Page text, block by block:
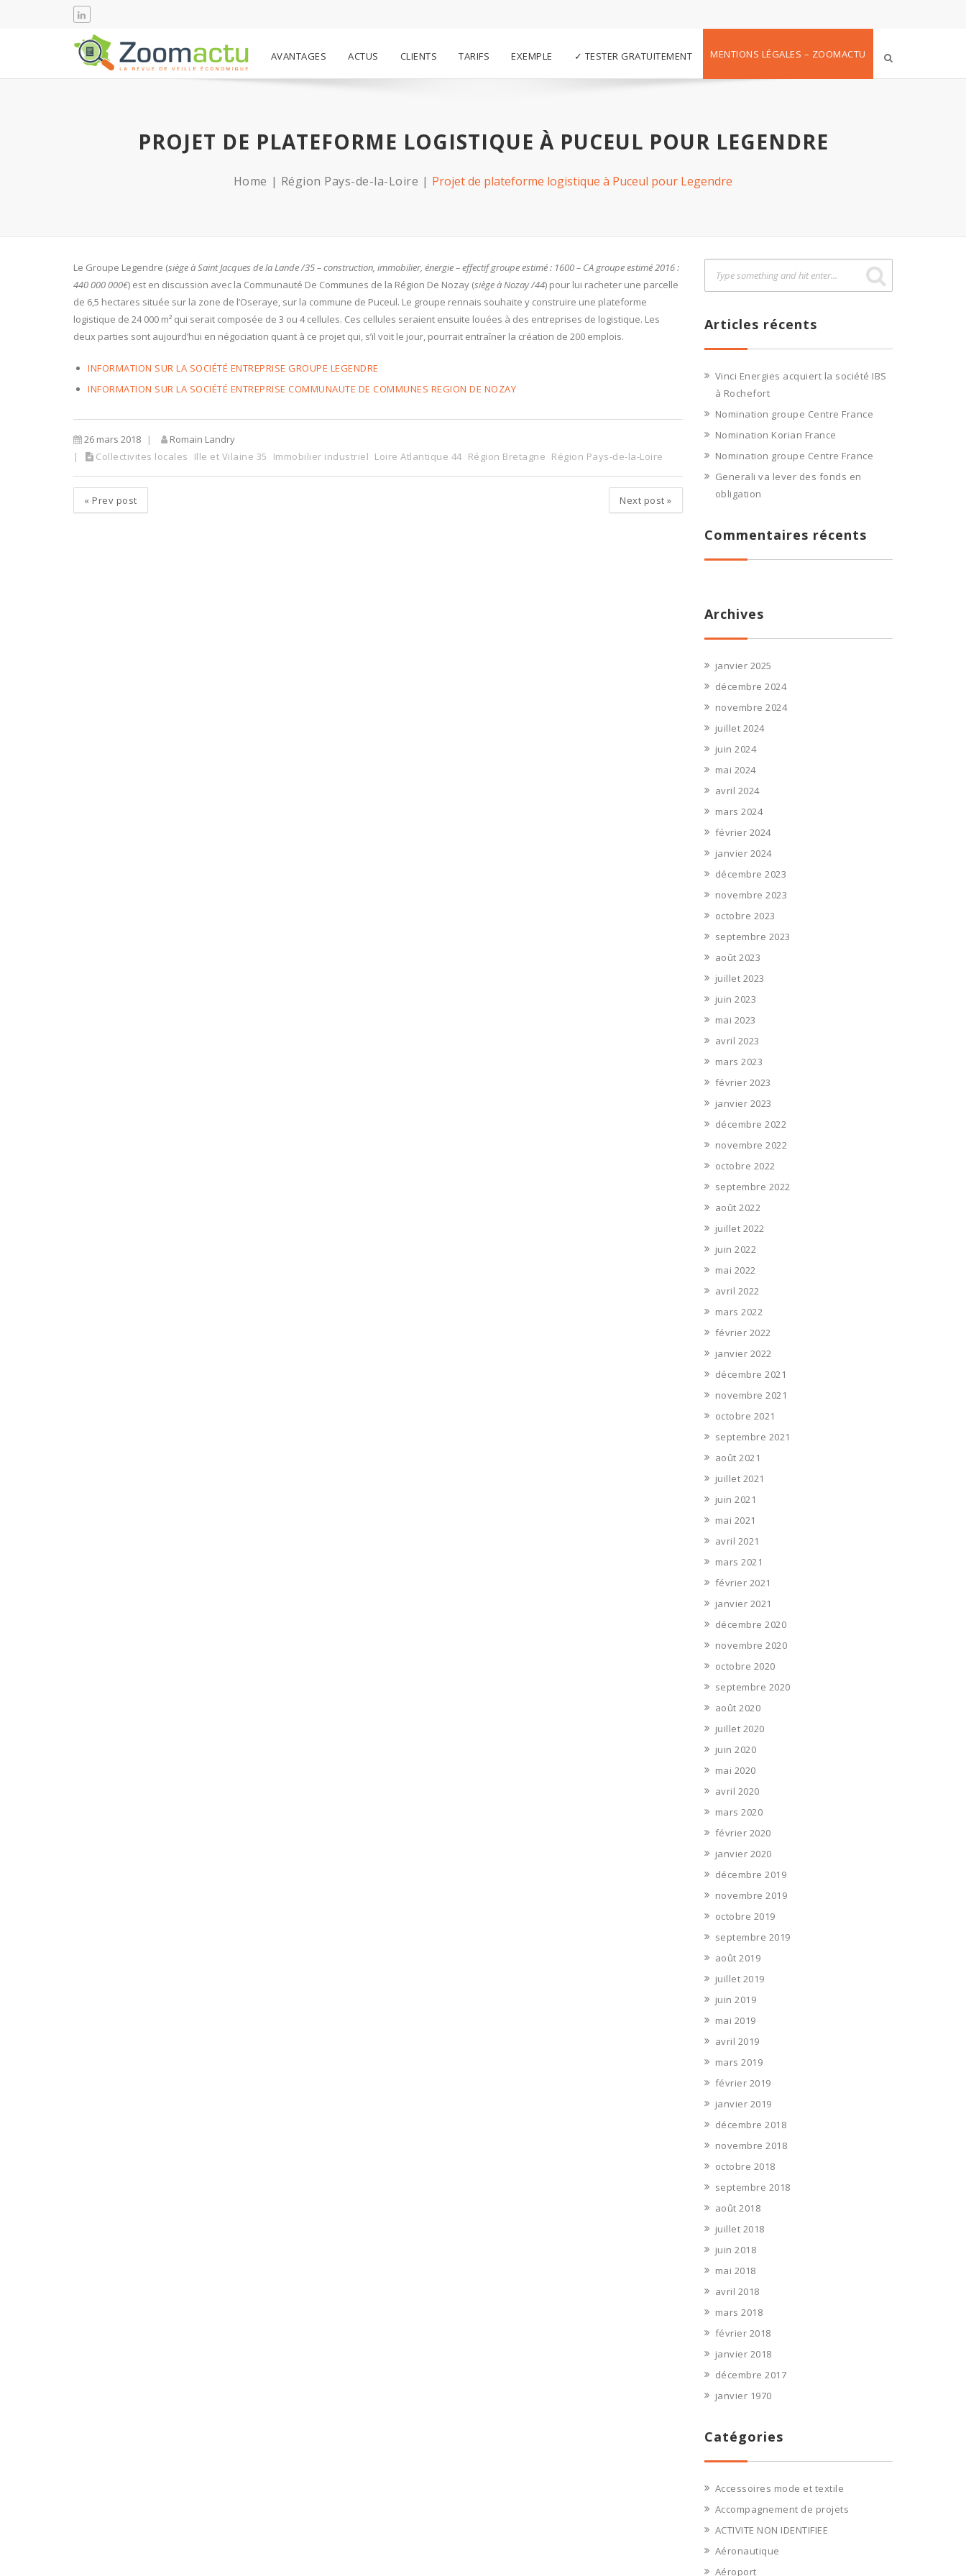
AVANTAGES ACTUS CLIENTS TARIFS EXEMPLE ✓ TESTER GRATUITEMENT MENTIONS LÉGALES – ZOOMACTU
PROJET DE PLATEFORME LOGISTIQUE À PUCEUL POUR LEGENDRE
Home Région Pays-de-la-Loire Projet de plateforme logistique à Puceul pour Legendre
Le Groupe Legendre (siège à Saint Jacques de la Lande /35 – construction, immobilier, énergie – effectif groupe estimé : 1600 – CA groupe estimé 2016 :
440 000 000€) est en discussion avec la Communauté De Communes de la Région De Nozay (siège à Nozay /44) pour lui racheter une parcelle
de 6,5 hectares située sur la zone de l’Oseraye, sur la commune de Puceul. Le groupe rennais souhaite y construire une plateforme
logistique de 24 000 m² qui serait composée de 3 ou 4 cellules. Ces cellules seraient ensuite louées à des entreprises de logistique. Les
deux parties sont aujourd’hui en négociation quant à ce projet qui, s’il voit le jour, pourrait entraîner la création de 200 emplois.
INFORMATION SUR LA SOCIÉTÉ ENTREPRISE GROUPE LEGENDRE
INFORMATION SUR LA SOCIÉTÉ ENTREPRISE COMMUNAUTE DE COMMUNES REGION DE NOZAY
26 mars 2018
Romain Landry
Collectivites locales
Ille et Vilaine 35 Immobilier industriel Loire Atlantique 44 Région Bretagne Région Pays-de-la-Loire
« Prev post Next post »
Articles récents
Vinci Energies acquiert la société IBS
à Rochefort
Nomination groupe Centre France
Nomination Korian France
Nomination groupe Centre France
Generali va lever des fonds en
obligation
Commentaires récents
Archives
janvier 2025
décembre 2024
novembre 2024
juillet 2024
juin 2024
mai 2024
avril 2024
mars 2024
février 2024
janvier 2024
décembre 2023
novembre 2023
octobre 2023
septembre 2023
août 2023
juillet 2023
juin 2023
mai 2023
avril 2023
mars 2023
février 2023
janvier 2023
décembre 2022
novembre 2022
octobre 2022
septembre 2022
août 2022
juillet 2022
juin 2022
mai 2022
avril 2022
mars 2022
février 2022
janvier 2022
décembre 2021
novembre 2021
octobre 2021
septembre 2021
août 2021
juillet 2021
juin 2021
mai 2021
avril 2021
mars 2021
février 2021
janvier 2021
décembre 2020
novembre 2020
octobre 2020
septembre 2020
août 2020
juillet 2020
juin 2020
mai 2020
avril 2020
mars 2020
février 2020
janvier 2020
décembre 2019
novembre 2019
octobre 2019
septembre 2019
août 2019
juillet 2019
juin 2019
mai 2019
avril 2019
mars 2019
février 2019
janvier 2019
décembre 2018
novembre 2018
octobre 2018
septembre 2018
août 2018
juillet 2018
juin 2018
mai 2018
avril 2018
mars 2018
février 2018
janvier 2018
décembre 2017
janvier 1970
Catégories
Accessoires mode et textile
Accompagnement de projets
ACTIVITE NON IDENTIFIEE
Aéronautique
Aéroport